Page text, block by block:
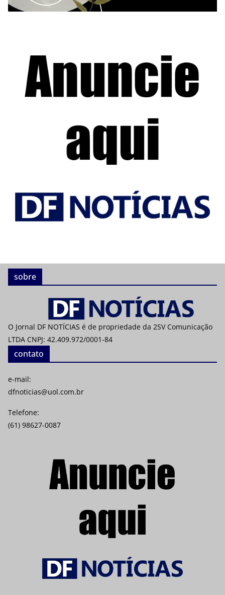
sobre
O Jornal DF NOTÍCIAS é de propriedade da 2SV Comunicação
LTDA CNPJ: 42.409.972/0001-84
contato
e-mail:
dfnoticias@uol.com.br
Telefone:
(61) 98627-0087